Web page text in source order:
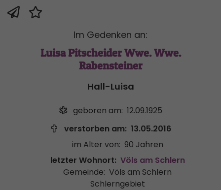
Im Gedenken an:
Luisa Pitscheider Wwe. Wwe.
Rabensteiner
Hall-Luisa
geboren am: 12.09.1925
verstorben am: 13.05.2016
im Alter von: 90 Jahren
letzter Wohnort: Völs am Schlern
Gemeinde: Völs am Schlern
Schlerngebiet